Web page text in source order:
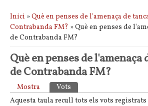
Esteu aquí
Inici »Què en penses de l'amenaça de
Contrabanda FM? » Què en penses de
de Contrabanda FM?
Què en penses de
de Contrabanda FM?
Pestanyes primàries
Mostra Vots
Aquesta taula recull tots els vots registrats